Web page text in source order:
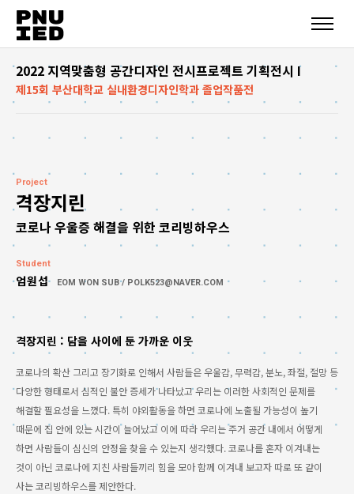
2022 지역맞춤형 공간디자인 전시프로젝트 기획전시 I
제15회 부산대학교 실내환경디자인학과 졸업작품전
Project
격장지린
코로나 우울증 해결을 위한 코리빙하우스
Student
엄원섭 EOM WON SUB / POLK523@NAVER.COM
격장지린 : 담을 사이에 둔 가까운 이웃
코로나의 확산 그리고 장기화로 인해서 사람들은 우울감, 무력감, 분노, 좌절, 절망 등
다양한 형태로서 심적인 불안 증세가 나타났고 우리는 이러한 사회적인 문제를
해결할 필요성을 느꼈다. 특히 야외활동을 하면 코로나에 노출될 가능성이 높기
때문에 집 안에 있는 시간이 늘어났고 이에 따라 우리는 주거 공간 내에서 어떻게
하면 사람들이 심신의 안정을 찾을 수 있는지 생각했다. 코로나를 혼자 이겨내는
것이 아닌 코로나에 지친 사람들끼리 힘을 모아 함께 이겨내 보고자 따로 또 같이
사는 코리빙하우스를 제안한다.